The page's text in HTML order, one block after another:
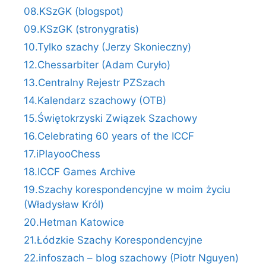
08.KSzGK (blogspot)
09.KSzGK (stronygratis)
10.Tylko szachy (Jerzy Skonieczny)
12.Chessarbiter (Adam Curyło)
13.Centralny Rejestr PZSzach
14.Kalendarz szachowy (OTB)
15.Świętokrzyski Związek Szachowy
16.Celebrating 60 years of the ICCF
17.iPlayooChess
18.ICCF Games Archive
19.Szachy korespondencyjne w moim życiu
(Władysław Król)
20.Hetman Katowice
21.Łódzkie Szachy Korespondencyjne
22.infoszach – blog szachowy (Piotr Nguyen)